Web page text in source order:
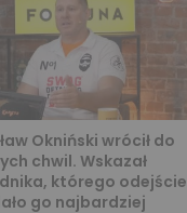
Okniński wrócił do
chwil. Wskazał
którego odejście
go najbardziej